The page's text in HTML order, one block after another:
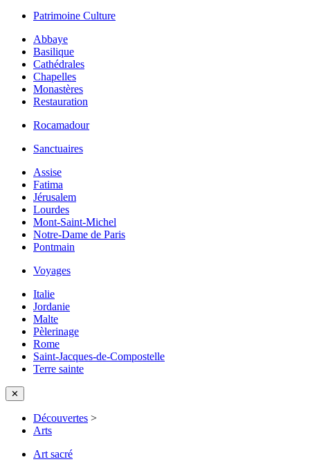
Patrimoine Culture
Abbaye
Basilique
Cathédrales
Chapelles
Monastères
Restauration
Rocamadour
Sanctuaires
Assise
Fatima
Jérusalem
Lourdes
Mont-Saint-Michel
Notre-Dame de Paris
Pontmain
Voyages
Italie
Jordanie
Malte
Pèlerinage
Rome
Saint-Jacques-de-Compostelle
Terre sainte
✕
Découvertes >
Arts
Art sacré